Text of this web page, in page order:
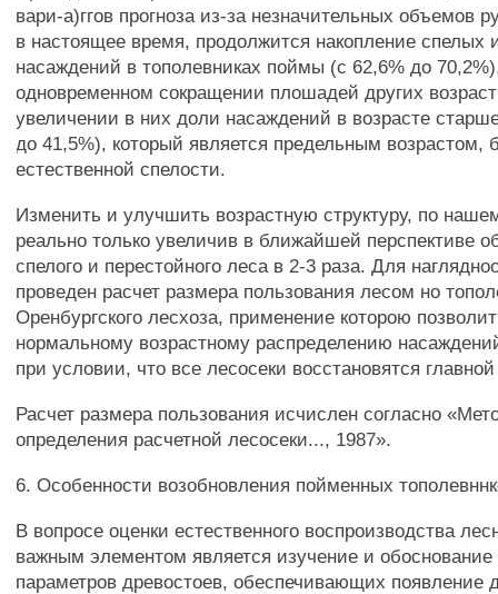
вари-а)ггов прогноза из-за незначительных объемов
в настоящее время, продолжится накопление спелых
насаждений в тополевниках поймы (с 62,6% до
одновременном сокращении плошадей других
увеличении в них доли насаждений в возрасте
до 41,5%), который является предельным возрастом,
естественной спелости.
Изменить и улучшить возрастную структуру, по
реально только увеличив в ближайшей перспективе
спелого и перестойного леса в 2-3 раза. Для
проведен расчет размера пользования лесом но
Оренбургского лесхоза, применение которою
нормальному возрастному распределению
при условии, что все лесосеки восстановятся
Расчет размера пользования исчислен согласно
определения расчетной лесосеки..., 1987».
6. Особенности возобновления пойменных
В вопросе оценки естественного воспроизводства
важным элементом является изучение и
параметров древостоев, обеспечивающих появление